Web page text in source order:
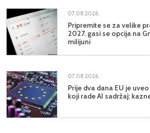
07.08.2026.
Pripremite se za velike
2027. gasi se opcija na
milijuni
07.08.2026.
Prije dva dana EU je
koji rade AI sadržaj: